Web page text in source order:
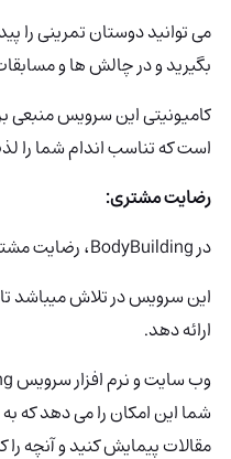
می توانید دوستان تمرینی را
بگیرید و در چالش ها و
کامیونیتی این سرویس منبعی
است که تناسب اندام شما را
رضایت مشتری:
در BodyBuilding، رضایت مشتری اولویت اصلی است.
این سرویس در تلاش میباشد
ارائه دهد.
وب سایت و نرم افزار سرویس BodyBuilding
شما این امکان را می دهد که
مقالات پیمایش کنید و آنچه را